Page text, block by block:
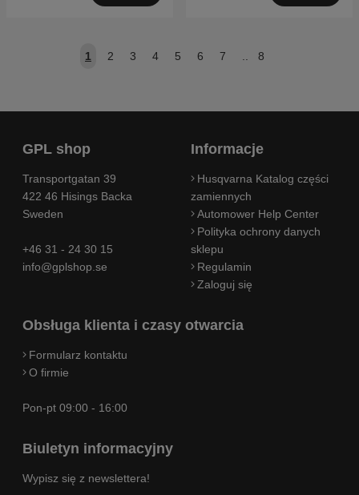
1 2 3 4 5 6 7 .. 8
GPL shop
Transportgatan 39
422 46 Hisings Backa
Sweden
+46 31 - 24 30 15
info@gplshop.se
Informacje
Husqvarna Katalog części
zamiennych
Automower Help Center
Polityka ochrony danych
sklepu
Regulamin
Zaloguj się
Obsługa klienta i czasy otwarcia
Formularz kontaktu
O firmie
Pon-pt 09:00 - 16:00
Biuletyn informacyjny
Wypisz się z newslettera!